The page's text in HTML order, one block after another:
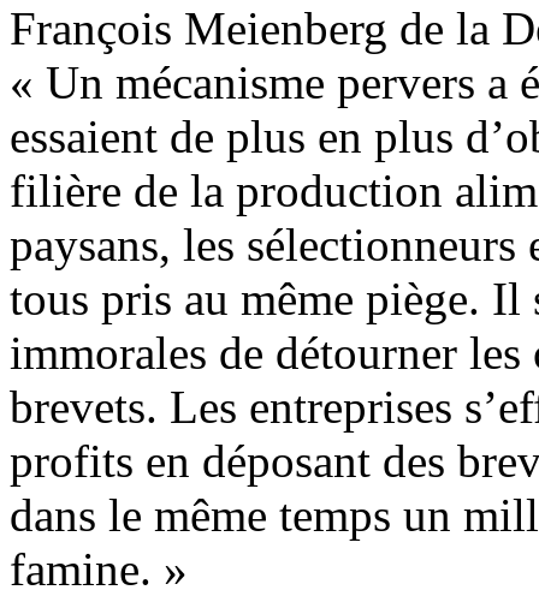
François Meienberg de la
« Un mécanisme pervers a
essaient de plus en plus
filière de la production
paysans, les
tous pris au même piège. Il
immorales de détourner
brevets. Les entreprises
profits en déposant des
dans le même temps un
famine. »